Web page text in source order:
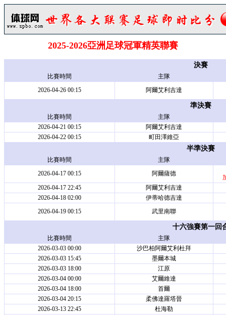
2025-2026亞洲足球冠軍精英聯賽
決賽
比賽時間
主隊
2026-04-26 00:15
阿爾艾利吉達
準決賽
比賽時間
主隊
2026-04-21 00:15
阿爾艾利吉達
2026-04-22 00:15
町田澤維亞
半準決賽
比賽時間
主隊
2026-04-17 00:15
阿爾薩德
2026-04-17 22:45
阿爾艾利吉達
2026-04-18 02:00
伊蒂哈德吉達
2026-04-19 00:15
武里南聯
十六強賽第一回
比賽時間
主隊
2026-03-03 00:00
沙巴柏阿爾艾利杜拜
2026-03-03 15:45
墨爾本城
2026-03-03 18:00
江原
2026-03-04 00:00
艾爾維達
2026-03-04 18:00
首爾
2026-03-04 20:15
柔佛達羅塔晉
2026-03-13 22:45
杜海勒